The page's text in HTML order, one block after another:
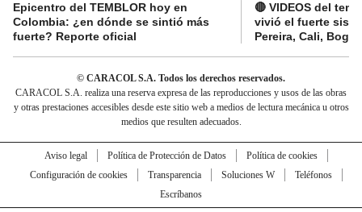
Epicentro del TEMBLOR hoy en
Colombia: ¿en dónde se sintió más
fuerte? Reporte oficial
🔴 VIDEOS del
vivió el fuerte
Pereira, Cali,
© CARACOL S.A. Todos los derechos reservados.
CARACOL S.A. realiza una reserva expresa de las reproducciones y usos de las obras
y otras prestaciones accesibles desde este sitio web a medios de lectura mecánica u otros
medios que resulten adecuados.
Aviso legal Política de Protección de Datos
Política de cookies
Configuración de cookies
Transparencia Soluciones W
Teléfonos
Escríbanos